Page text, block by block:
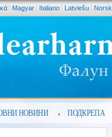
Magyar Italiano Latviešu Norsk
НОВИНИ ПОДКРЕПА